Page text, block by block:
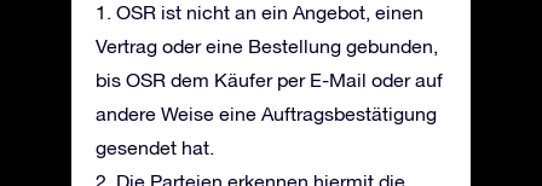
1. OSR ist nicht an ein Angebot, einen
Vertrag oder eine Bestellung gebunden,
bis OSR dem Käufer per E-Mail oder auf
andere Weise eine Auftragsbestätigung
gesendet hat.
2. Die Parteien erkennen hiermit die